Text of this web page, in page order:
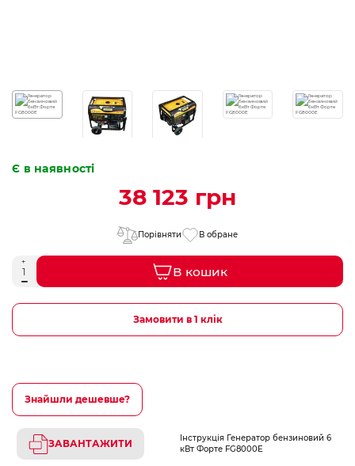
Є в наявності
38 123 грн
Порівняти В обране
В кошик
Замовити в 1 клік
Знайшли дешевше?
ЗАВАНТАЖИТИ
Інструкція Генератор бензиновий 6
кВт Форте FG8000E